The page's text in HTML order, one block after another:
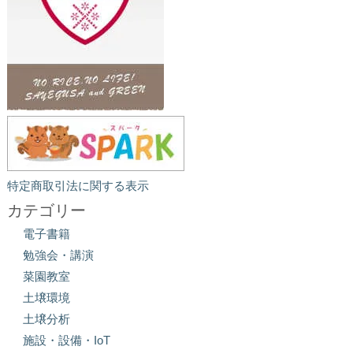
特定商取引法に関する表示
カテゴリー
電子書籍
勉強会・講演
菜園教室
土壌環境
土壌分析
施設・設備・IoT